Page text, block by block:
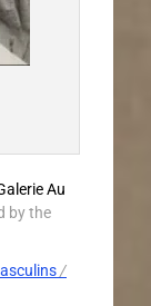
Au
by the
/